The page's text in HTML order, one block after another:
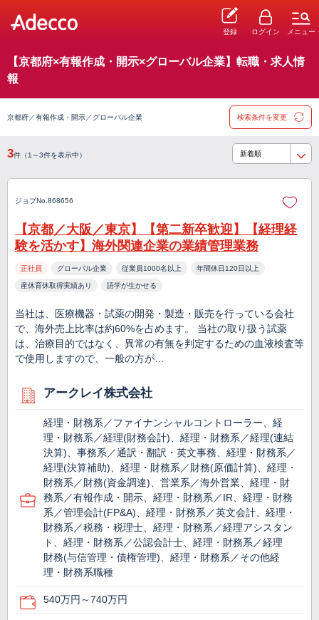
登録 ログイン メニュー
【京都府×有報作成・開示×グローバル企業】転職・求人情
報
京都府／有報作成・開示／グローバル企業 検索条件を変更
3件（1～3件を表示中）
ジョブNo.868656
【京都／大阪／東京】【第二新卒歓迎】【経理経
験を活かす】海外関連企業の業績管理業務
正社員 グローバル企業 従業員1000名以上 年間休日120日以上
産休育休取得実績あり 語学が生かせる
当社は、医療機器・試薬の開発・製造・販売を行っている会社
で、海外売上比率は約60%を占めます。 当社の取り扱う試薬
は、治療目的ではなく、異常の有無を判定するための血液検査等
で使用しますので、一般の方が…
アークレイ株式会社
経理・財務系／ファイナンシャルコントローラー、経
理・財務系／経理(財務会計)、経理・財務系／経理(連結
決算)、事務系／通訳・翻訳・英文事務、経理・財務系／
経理(決算補助)、経理・財務系／財務(原価計算)、経理・
財務系／財務(資金調達)、営業系／海外営業、経理・財
務系／有報作成・開示、経理・財務系／IR、経理・財務
系／管理会計(FP&A)、経理・財務系／英文会計、経理・
財務系／税務・税理士、経理・財務系／経理アシスタン
ト、経理・財務系／公認会計士、経理・財務系／経理
財務(与信管理・債権管理)、経理・財務系／その他経
理・財務系職種
540万円～740万円